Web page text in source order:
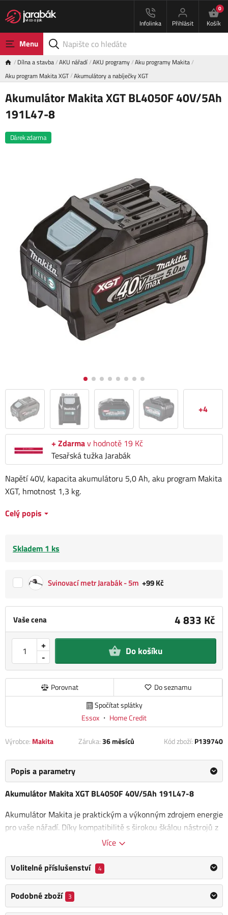
Infolinka Přihlásit
0
Košík
Menu
Dílna a stavba AKU nářadí AKU programy Aku programy Makita
Aku program Makita XGT Akumulátory a nabíječky XGT
Akumulátor Makita XGT BL4050F 40V/5Ah
191L47-8
Dárek zdarma
+4
+ Zdarmav hodnotě 19 Kč
Tesařská tužka Jarabák
Vaše cena 4 833 Kč
-
+ Do košíku
Porovnat
Do seznamu
Spočítat splátky
Essox ・ Home Credit
Napětí 40V, kapacita akumulátoru 5,0 Ah, aku program Makita
XGT, hmotnost 1,3 kg.
Celý popis
Skladem 1 ks
Svinovací metr Jarabák - 5m +99 Kč
Výrobce: Makita Záruka:36 měsíců Kód zboží: P139740
Popis a parametry
Akumulátor Makita XGT BL4050F 40V/5Ah 191L47-8
Akumulátor Makita je praktickým a výkonným zdrojem energie
pro vaše nářadí. Díky kompatibilitě s širokou škálou nástrojů z
aku programu Makita XGT 40 V, Vám zajistí dlouhou
Pro profesionály, kteří potřebují zvládnout velké množství
úkolů, je záložní akumulátor nepostradatelným
pomocníkem.LED indikátor na akumulátoru
jasně zobrazuje
zbývající kapacitu, což vám umožňuje efektivně plánovat práci
Více
Volitelné příslušenství 4
Podobné zboží 3